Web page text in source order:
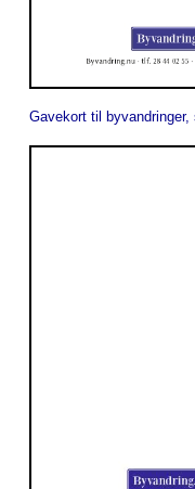
Gavekort til